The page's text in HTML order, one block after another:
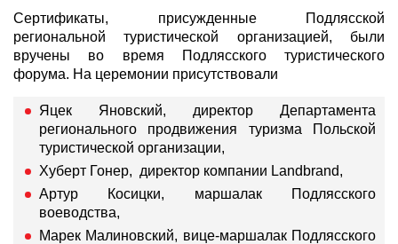
Сертификаты, присужденные Подлясской
региональной туристической организацией, были
вручены во время Подлясского туристического
форума. На церемонии присутствовали
Яцек Яновский, директор Департамента
регионального продвижения туризма Польской
туристической организации,
Хуберт Гонер, директор компании Landbrand,
Артур Косицки, маршалак Подлясского
воеводства,
Марек Малиновский, вице-маршалак Подлясского